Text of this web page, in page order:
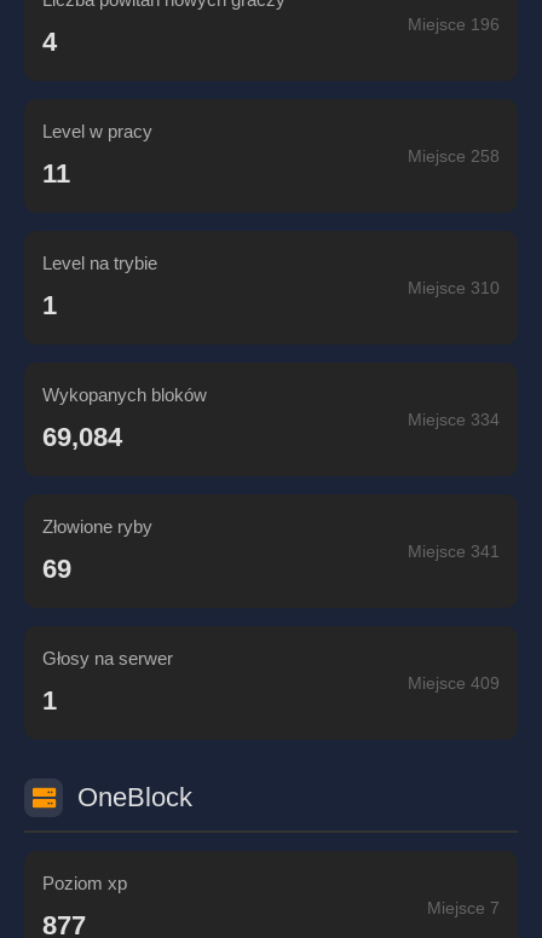
4
Miejsce 196
Level w pracy
11
Miejsce 258
Level na trybie
1
Miejsce 310
Wykopanych bloków
69,084
Miejsce 334
Złowione ryby
69
Miejsce 341
Głosy na serwer
1
Miejsce 409
OneBlock
Poziom xp
877
Miejsce 7